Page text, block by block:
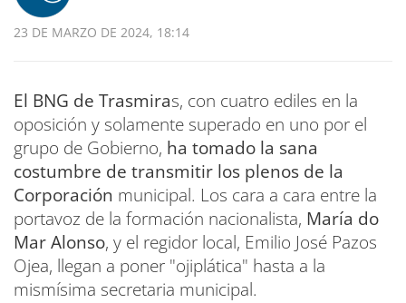
23 DE MARZO DE 2024, 18:14
El BNG de Trasmiras, con cuatro ediles en la
oposición y solamente superado en uno por el
grupo de Gobierno, ha tomado la sana
costumbre de transmitir los plenos de la
Corporación municipal. Los cara a cara entre la
portavoz de la formación nacionalista, María do
Mar Alonso, y el regidor local, Emilio José Pazos
Ojea, llegan a poner "ojiplática" hasta a la
mismísima secretaria municipal.